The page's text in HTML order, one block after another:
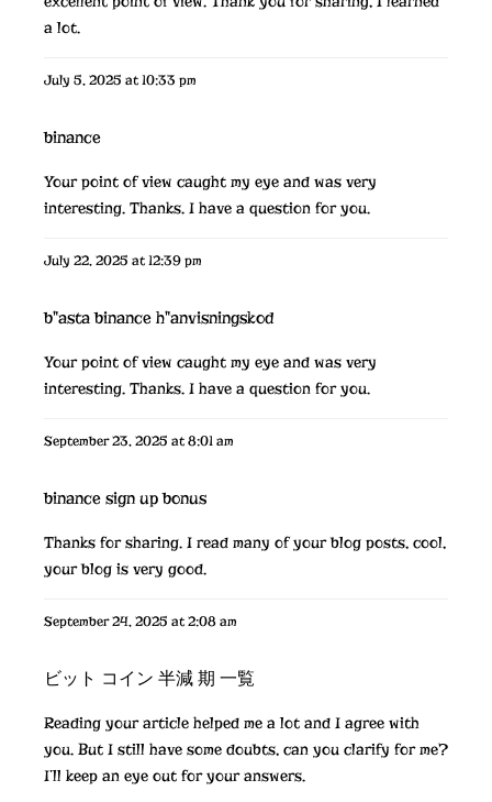
a lot.
July 5, 2025 at 10:33 pm
binance
Your point of view caught my eye and was very
interesting. Thanks. I have a question for you.
July 22, 2025 at 12:39 pm
b"asta binance h"anvisningskod
Your point of view caught my eye and was very
interesting. Thanks. I have a question for you.
September 23, 2025 at 8:01 am
binance sign up bonus
Thanks for sharing. I read many of your blog posts, cool,
your blog is very good.
September 24, 2025 at 2:08 am
ビット コイン 半減 期 一覧
Reading your article helped me a lot and I agree with
you. But I still have some doubts, can you clarify for me?
I’ll keep an eye out for your answers.